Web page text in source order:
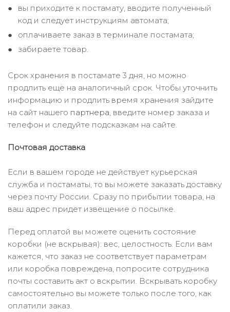
вы приходите к постамату, вводите полученный
код и следует инструкциям автомата;
оплачиваете заказ в терминале постамата;
забираете товар.
Срок хранения в постамате 3 дня, но можно
продлить ещё на аналогичный срок. Чтобы уточнить
информацию и продлить время хранения зайдите
на сайт нашего партнера, введите номер заказа и
телефон и следуйте подсказкам на сайте.
Почтовая доставка
Если в вашем городе не действует курьерская
служба и постаматы, то вы можете заказать доставку
через почту России. Сразу по прибытии товара, на
ваш адрес придет извещение о посылке.
Перед оплатой вы можете оценить состояние
коробки (не вскрывая): вес, целостность. Если вам
кажется, что заказ не соответствует параметрам
или коробка повреждена, попросите сотрудника
почты составить акт о вскрытии. Вскрывать коробку
самостоятельно вы можете только после того, как
оплатили заказ.